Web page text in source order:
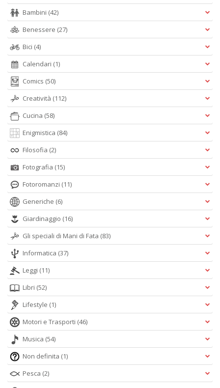
Bambini (42)
Benessere (27)
Bici (4)
Calendari (1)
Comics (50)
Creatività (112)
Cucina (58)
Enigmistica (84)
Filosofia (2)
Fotografia (15)
Fotoromanzi (11)
Generiche (6)
Giardinaggio (16)
Gli speciali di Mani di Fata (83)
Informatica (37)
Leggi (11)
Libri (52)
Lifestyle (1)
Motori e Trasporti (46)
Musica (54)
Non definita (1)
Pesca (2)